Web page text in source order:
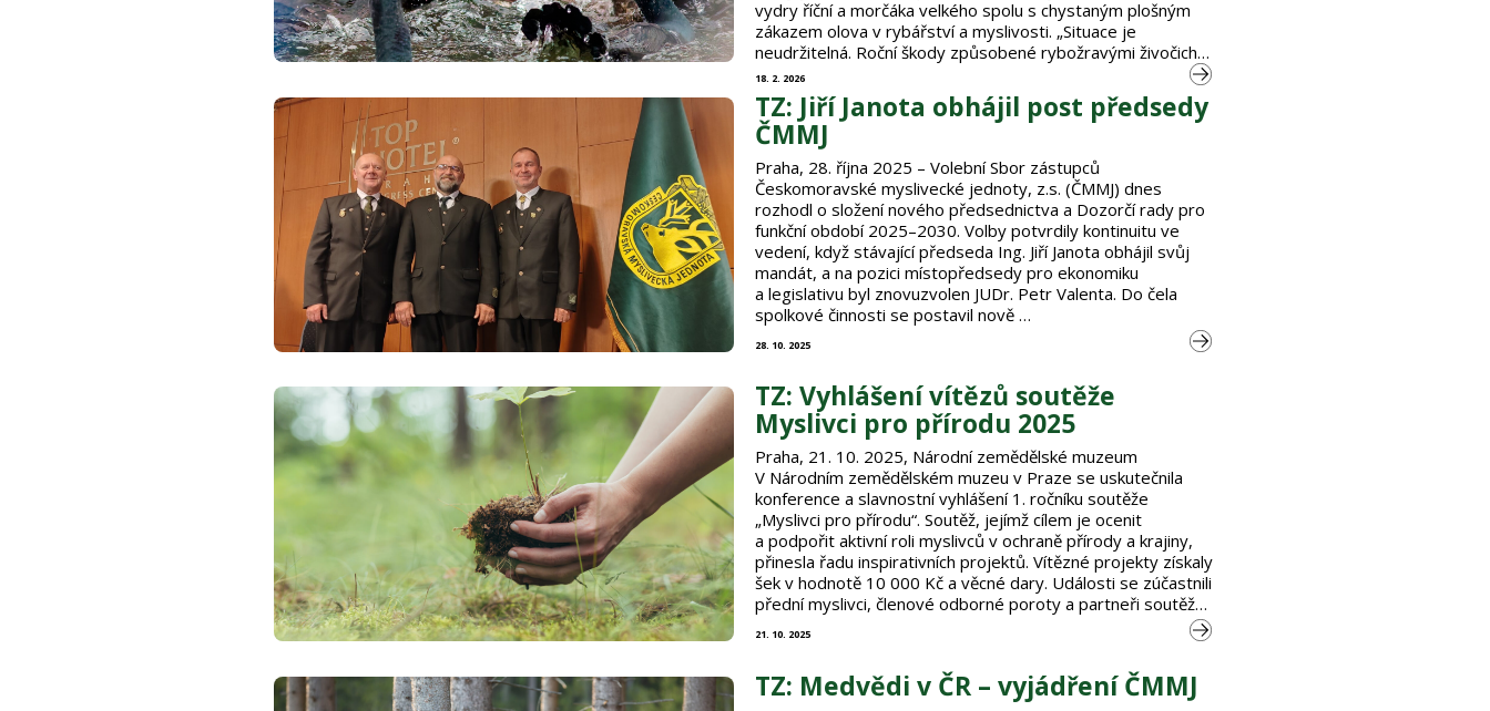
18. 2. 2026
vydry říční a morčáka velkého spolu s chystaným plošným
zákazem olova v rybářství a myslivosti. „Situace je
neudržitelná. Roční škody způsobené rybožravými živočichy
jen v revírech ČRS …
TZ: Jiří Janota obhájil post předsedy
ČMMJ
28. 10. 2025
Praha, 28. října 2025 – Volební Sbor zástupců
Českomoravské myslivecké jednoty, z.s. (ČMMJ) dnes
rozhodl o složení nového předsednictva a Dozorčí rady pro
funkční období 2025–2030. Volby potvrdily kontinuitu ve
vedení, když stávající předseda Ing. Jiří Janota obhájil svůj
mandát, a na pozici místopředsedy pro ekonomiku
a legislativu byl znovuzvolen JUDr. Petr Valenta. Do čela
spolkové činnosti se postavil nově …
TZ: Vyhlášení vítězů soutěže
Myslivci pro přírodu 2025
21. 10. 2025
Praha, 21. 10. 2025, Národní zemědělské muzeum
V Národním zemědělském muzeu v Praze se uskutečnila
konference a slavnostní vyhlášení 1. ročníku soutěže
„Myslivci pro přírodu“. Soutěž, jejímž cílem je ocenit
a podpořit aktivní roli myslivců v ochraně přírody a krajiny,
přinesla řadu inspirativních projektů. Vítězné projekty získaly
šek v hodnotě 10 000 Kč a věcné dary. Události se zúčastnili
přední myslivci, členové odborné poroty a partneři soutěže,
TZ: Medvědi v ČR – vyjádření ČMMJ